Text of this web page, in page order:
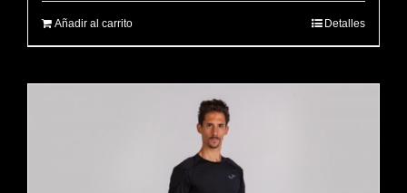
Añadir al carrito Detalles